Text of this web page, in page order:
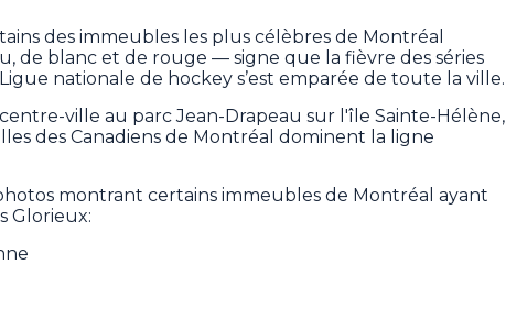
des immeubles les plus célèbres de Montréal
de blanc et de rouge — signe que la fièvre des séries
nationale de hockey s’est emparée de toute la ville.
ville au parc Jean-Drapeau sur l'île Sainte-Hélène,
des Canadiens de Montréal dominent la ligne
montrant certains immeubles de Montréal ayant
Glorieux: